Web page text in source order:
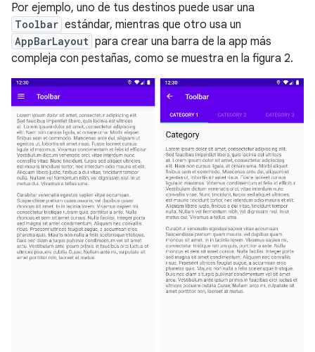
Por ejemplo, uno de tus destinos puede usar una
Toolbar estándar, mientras que otro usa un
AppBarLayout para crear una barra de la app más
compleja con pestañas, como se muestra en la figura 2.